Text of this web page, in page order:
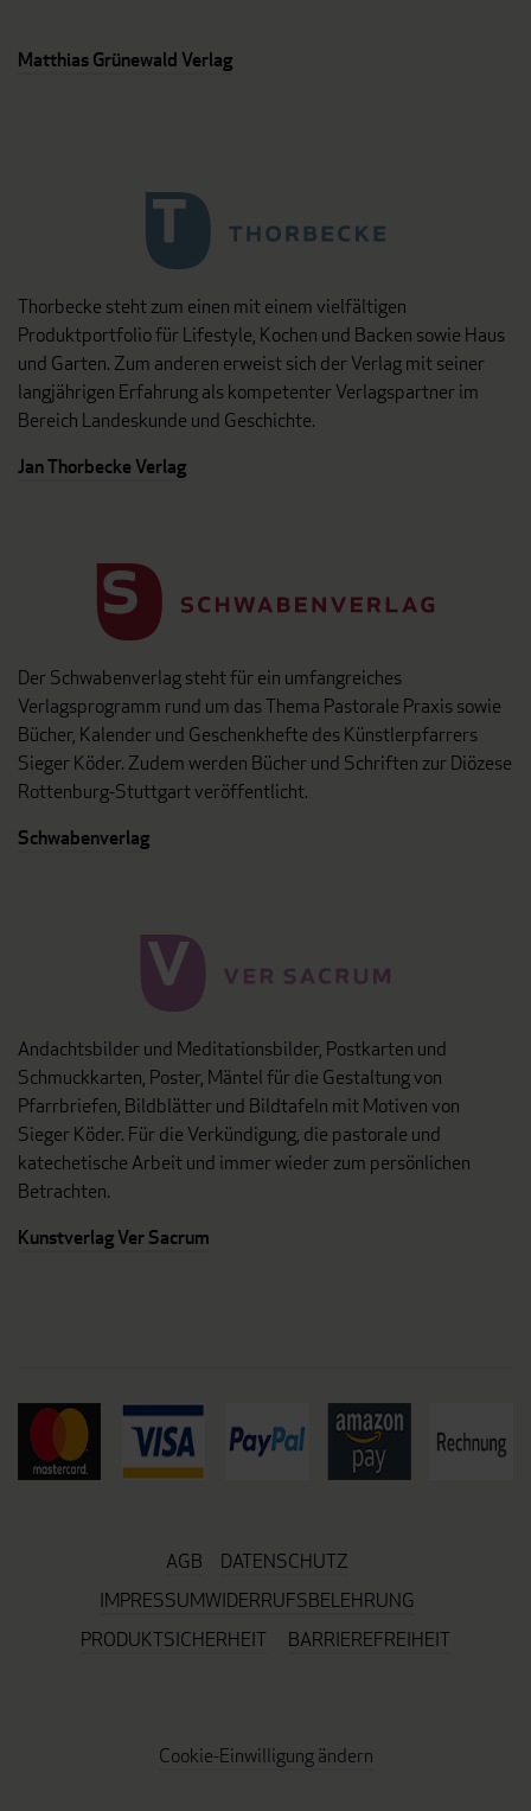
Matthias Grünewald Verlag
Thorbecke steht zum einen mit einem vielfältigen
Produktportfolio für Lifestyle, Kochen und Backen sowie Haus
und Garten. Zum anderen erweist sich der Verlag mit seiner
langjährigen Erfahrung als kompetenter Verlagspartner im
Bereich Landeskunde und Geschichte.
Jan Thorbecke Verlag
Der Schwabenverlag steht für ein umfangreiches
Verlagsprogramm rund um das Thema Pastorale Praxis sowie
Bücher, Kalender und Geschenkhefte des Künstlerpfarrers
Sieger Köder. Zudem werden Bücher und Schriften zur Diözese
Rottenburg-Stuttgart veröffentlicht.
Schwabenverlag
Andachtsbilder und Meditationsbilder, Postkarten und
Schmuckkarten, Poster, Mäntel für die Gestaltung von
Pfarrbriefen, Bildblätter und Bildtafeln mit Motiven von
Sieger Köder. Für die Verkündigung, die pastorale und
katechetische Arbeit und immer wieder zum persönlichen
Betrachten.
Kunstverlag Ver Sacrum
AGB
DATENSCHUTZ
IMPRESSUMWIDERRUFSBELEHRUNG
PRODUKTSICHERHEIT
BARRIEREFREIHEIT
Cookie-Einwilligung ändern